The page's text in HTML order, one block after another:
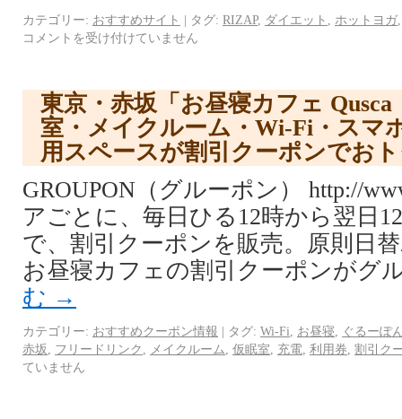
カテゴリー: おすすめサイト | タグ: RIZAP, ダイエット ホットヨガ
コメントを受け付けていません
東京・赤坂「お昼寝カフェ
室・メイクルーム・Wi-Fi・スマ
用スペースが割引クーポンでお
GROUPON（グルーポン） http://
アごとに、毎日ひる12時から翌日
で、割引クーポンを販売。原則日
お昼寝カフェの割引クーポンがグ
む →
カテゴリー: おすすめクーポン情報 | タグ: Wi-Fi お昼寝
ぐるーぽ
赤坂
フリードリンク メイクルーム 仮眠室 充電 利用券 割引ク
ていません